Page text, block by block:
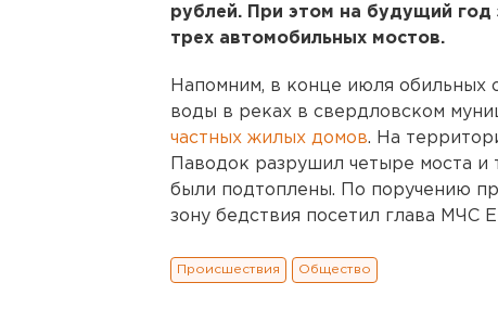
рублей. При этом на будущий год
трех автомобильных мостов.
Напомним, в конце июля обильных
воды в реках в свердловском
частных жилых домов. На
Паводок разрушил четыре моста
были подтоплены. По поручению
зону бедствия посетил глава МЧС
Происшествия Общество